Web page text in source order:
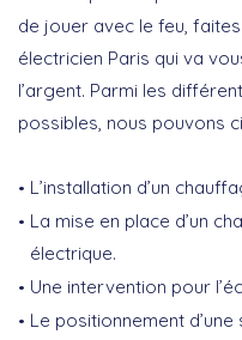
de jouer avec le feu,
électricien Paris qui va
l’argent. Parmi les
possibles, nous pouvons
L’installation d’un
La mise en place d’un
électrique.
Une intervention pour
Le positionnement d’une